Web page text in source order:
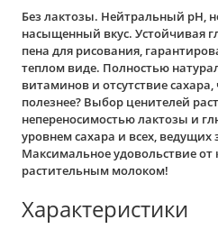
Без лактозы. Нейтральный рН,
насыщенный вкус. Устойчивая
пена для рисования,
теплом виде. Полностью
витаминов и отсутствие
полезнее? Выбор ценителей
непереносимостью лактозы и
уровнем сахара и всех,
Максимальное удовольствие от
растительным молоком!
Характеристики